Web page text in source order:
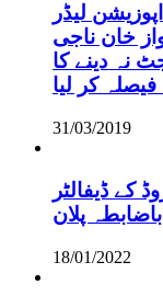
لیڈر
خان ناجی
نہ دینے کا
فیصلہ کر لیا
31/03/2019
بجلی صارفین30کروڈ کے ڈیفالٹر
پلان
18/01/2022